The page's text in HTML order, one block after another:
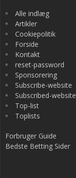
Alle indlæg
Artikler
Cookiepolitik
Forside
Kontakt
reset-password
Sponsorering
Subscribe-website
Subscribed-website
Top-list
Toplists
Forbruger Guide
Bedste Betting Sider